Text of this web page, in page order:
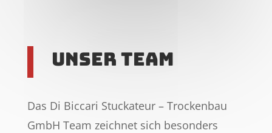
Unser Team
Das Di Biccari Stuckateur – Trockenbau
GmbH Team zeichnet sich besonders